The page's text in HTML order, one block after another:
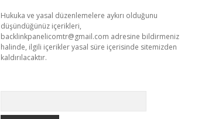
Hukuka ve yasal düzenlemelere aykırı olduğunu
düşündüğünüz içerikleri,
backlinkpanelicomtr@gmail.com adresine bildirmeniz
halinde, ilgili içerikler yasal süre içerisinde sitemizden
kaldırılacaktır.